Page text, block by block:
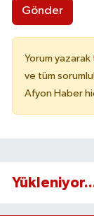
Gönder
Yorum yazarak
ve tüm
Afyon Haber